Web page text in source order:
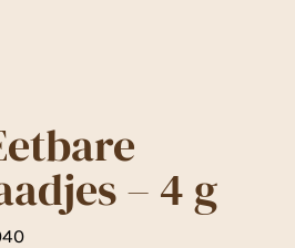
– 4 g